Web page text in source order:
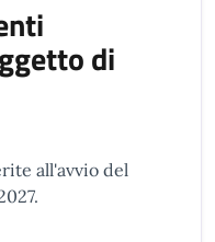
di
all'avvio del